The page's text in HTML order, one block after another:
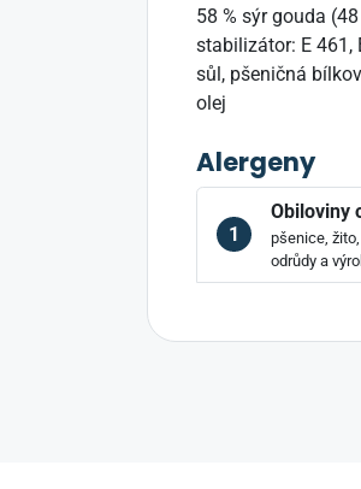
58 % sýr gouda
stabilizátor: E 461,
sůl, pšeničná
olej
Alergeny
1
Obiloviny
pšenice,
odrůdy a